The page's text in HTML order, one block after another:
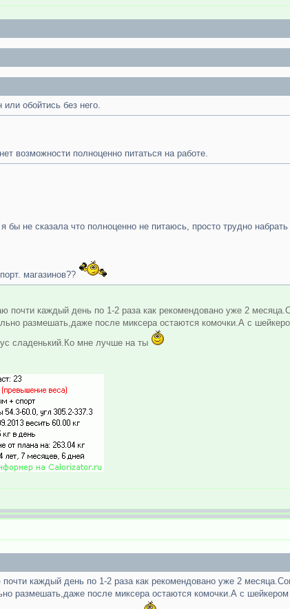
обойтись без него.
возможности полноценно питаться на работе.
бы не сказала что полноценно не питаюсь, просто трудно
магазинов??
почти каждый день по 1-2 раза как рекомендовано уже 2
размешать,даже после миксера остаются комочки.А с
сладенький.Ко мне лучше на ты
каждый день по 1-2 раза как рекомендовано уже 2
размешать,даже после миксера остаются комочки.А с